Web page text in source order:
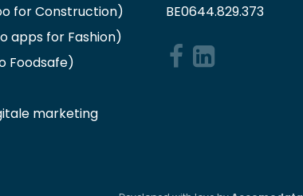
for Construction)
apps for Fashion)
Foodsafe)
marketing
BE0644.829.373